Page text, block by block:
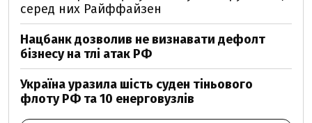
серед них Райффайзен
Нацбанк дозволив не визнавати дефолт
бізнесу на тлі атак РФ
Україна уразила шість суден тіньового
флоту РФ та 10 енерговузлів